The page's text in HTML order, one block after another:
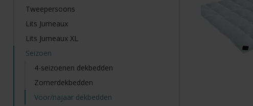
Tweepersoons
Lits Jumeaux
Lits Jumeaux XL
Seizoen
4-seizoenen dekbedden
Zomerdekbedden
Voor/najaar dekbedden